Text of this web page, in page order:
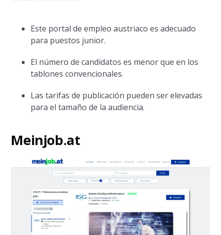
Este portal de empleo austriaco es adecuado
para puestos junior.
El número de candidatos es menor que en los
tablones convencionales.
Las tarifas de publicación pueden ser elevadas
para el tamaño de la audiencia.
Meinjob.at